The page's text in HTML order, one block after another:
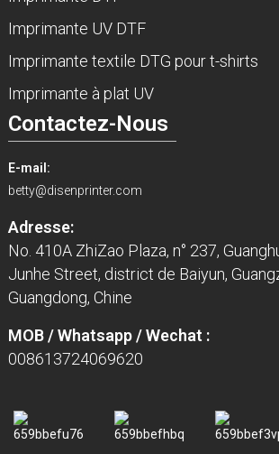
Imprimante UV DTF
Imprimante textile DTG pour t-shirts
Imprimante à plat UV
Contactez-Nous
E-mail:
betty@disenprinter.com
Adresse:
No. 410A ZhiZao Plaza, n° 237,
Junhe Street, district de Baiyun,
Guangdong, Chine
MOB / Whatsapp / Wechat :
008613724069620